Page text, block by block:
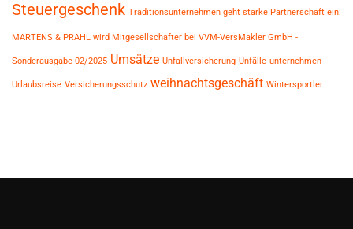
Steuergeschenk Traditionsunternehmen geht starke Partnerschaft ein:
MARTENS & PRAHL wird Mitgesellschafter bei VVM-VersMakler GmbH -
Sonderausgabe 02/2025 Umsätze Unfallversicherung Unfälle unternehmen
Urlaubsreise Versicherungsschutz weihnachtsgeschäft Wintersportler